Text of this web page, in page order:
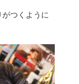
つくように